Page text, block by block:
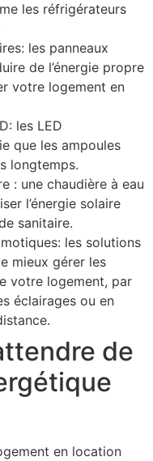
les réfrigérateurs
les panneaux
de l’énergie propre
votre logement en
les LED
que les ampoules
longtemps.
: une chaudière à eau
l’énergie solaire
sanitaire.
les solutions
mieux gérer les
votre logement, par
éclairages ou en
de
en location